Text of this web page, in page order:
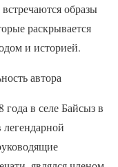
образы
раскрывается
и историей.
автора
в селе Байсыз в